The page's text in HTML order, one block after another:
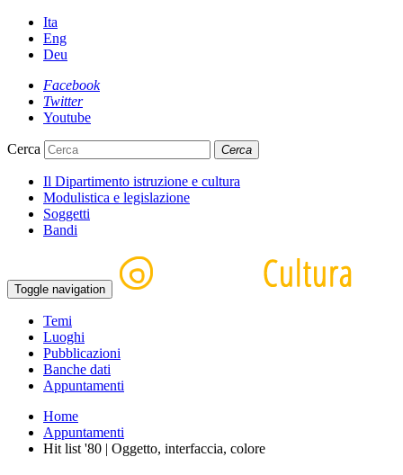
Ita
Eng
Deu
Facebook
Twitter
Youtube
Cerca Cerca
Il Dipartimento istruzione e cultura
Modulistica e legislazione
Soggetti
Bandi
Toggle navigation
Temi
Luoghi
Pubblicazioni
Banche dati
Appuntamenti
Home
Appuntamenti
Hit list '80 | Oggetto, interfaccia, colore